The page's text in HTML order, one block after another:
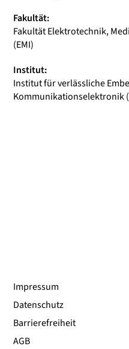
Fakultät:
Fakultät Elektrotechnik,
(EMI)
Institut:
Institut für verlässliche
Kommunikationselektronik
Impressum
Datenschutz
Barrierefreiheit
AGB